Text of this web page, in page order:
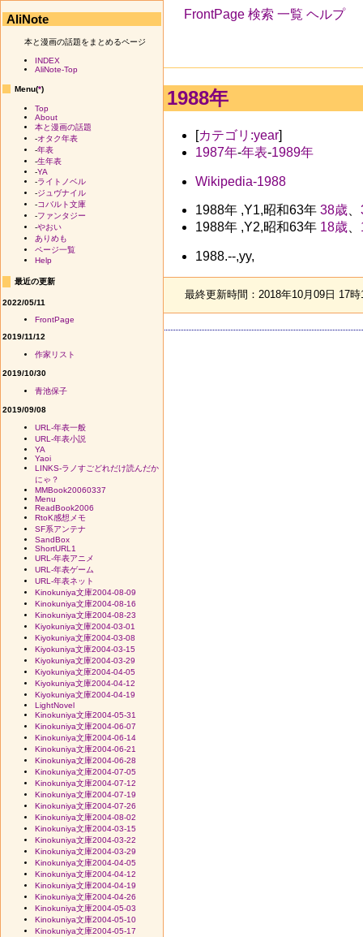
FrontPage 検索 一覧 ヘルプ
1988年
[カテゴリ:year]
1987年-年表-1989年
Wikipedia-1988
1988年 ,Y1,昭和63年 38歳、
1988年 ,Y2,昭和63年 18歳、
1988.--,yy,
最終更新時間：2018年10月09日 17
AliNote
本と漫画の話題をまとめるページ
INDEX
AliNote-Top
Menu(*)
Top
About
本と漫画の話題
-オタク年表
-年表
-生年表
-YA
-ライトノベル
-ジュヴナイル
-コバルト文庫
-ファンタジー
-やおい
ありめも
ページ一覧
Help
最近の更新
2022/05/11
FrontPage
2019/11/12
作家リスト
2019/10/30
青池保子
2019/09/08
URL-年表一般
URL-年表小説
YA
Yaoi
LINKS-ラノすごどれだけ読んだか
にゃ？
MMBook20060337
Menu
ReadBook2006
RtoK感想メモ
SF系アンテナ
SandBox
ShortURL1
URL-年表アニメ
URL-年表ゲーム
URL-年表ネット
Kinokuniya文庫2004-08-09
Kinokuniya文庫2004-08-16
Kinokuniya文庫2004-08-23
Kiyokuniya文庫2004-03-01
Kiyokuniya文庫2004-03-08
Kiyokuniya文庫2004-03-15
Kiyokuniya文庫2004-03-29
Kiyokuniya文庫2004-04-05
Kiyokuniya文庫2004-04-12
Kiyokuniya文庫2004-04-19
LightNovel
Kinokuniya文庫2004-05-31
Kinokuniya文庫2004-06-07
Kinokuniya文庫2004-06-14
Kinokuniya文庫2004-06-21
Kinokuniya文庫2004-06-28
Kinokuniya文庫2004-07-05
Kinokuniya文庫2004-07-12
Kinokuniya文庫2004-07-19
Kinokuniya文庫2004-07-26
Kinokuniya文庫2004-08-02
Kinokuniya文庫2004-03-15
Kinokuniya文庫2004-03-22
Kinokuniya文庫2004-03-29
Kinokuniya文庫2004-04-05
Kinokuniya文庫2004-04-12
Kinokuniya文庫2004-04-19
Kinokuniya文庫2004-04-26
Kinokuniya文庫2004-05-03
Kinokuniya文庫2004-05-10
Kinokuniya文庫2004-05-17